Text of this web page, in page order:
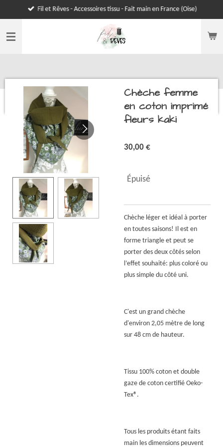
au
contenu
Fil et Rêves - Accessoires tissu - Fait main en France (Oise)
Chèche femme
en coton imprimé
fleurs kaki
30,00 €
Épuisé
Chèche léger et idéal à porter
en toutes saisons! Il est en
forme triangle et peut se
porter des deux côtés selon
l’effet souhaité: plus coloré ou
plus simple du côté uni.
C'est un grand chèche
d'environ 2,05 mètre de long
sur 48 cm de hauteur.
Tissu 100% coton et double
gaze de coton certifié Oeko-
Tex®.
Tous les produits étant faits
main les dimensions peuvent